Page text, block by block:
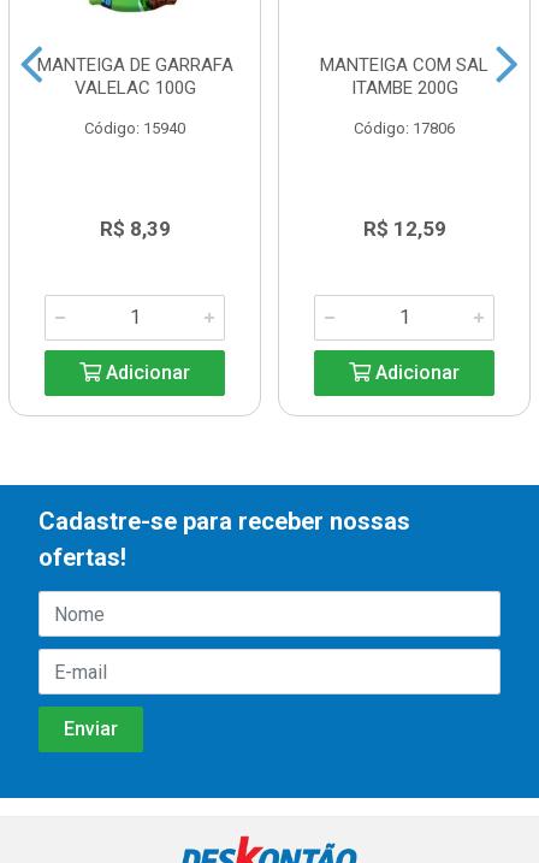
MANTEIGA DE GARRAFA
VALELAC 100G
Código: 15940
R$ 8,39
Adicionar
MANTEIGA COM SAL
ITAMBE 200G
Código: 17806
R$ 12,59
Adicionar
Cadastre-se para receber nossas
ofertas!